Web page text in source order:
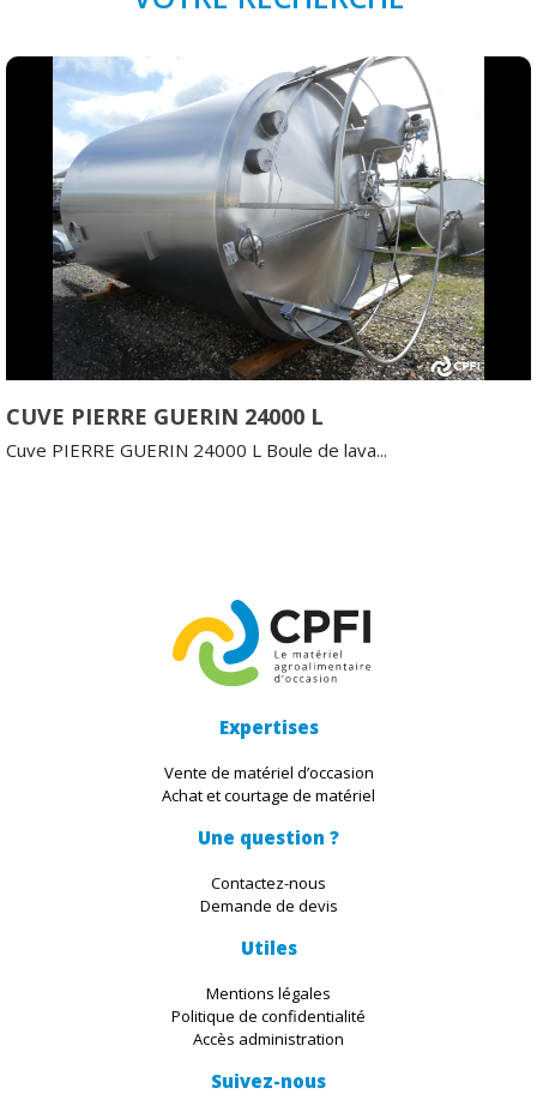
CUVE PIERRE GUERIN 24000 L
Cuve PIERRE GUERIN 24000 L Boule de lava...
Expertises
Vente de matériel d’occasion
Achat et courtage de matériel
Une question ?
Contactez-nous
Demande de devis
Utiles
Mentions légales
Politique de confidentialité
Accès administration
Suivez-nous